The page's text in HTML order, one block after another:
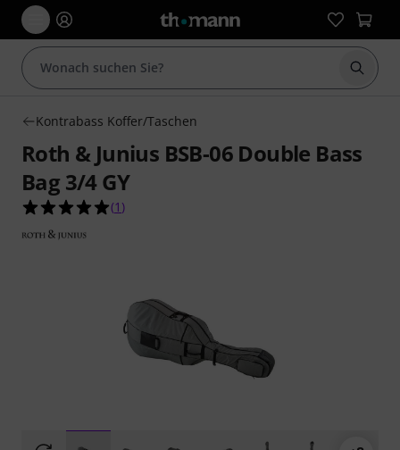
Suche
Kontrabass Koffer/Taschen
Roth & Junius BSB-06 Double Bass
Bag 3/4 GY
5.0 von 5 Sternen aus 1 Kundenbewertungen
(1 )